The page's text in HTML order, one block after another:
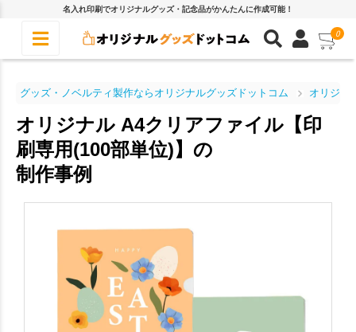
名入れ印刷でオリジナルグッズ・記念品がかんたんに作成可能！
0
グッズ・ノベルティ製作ならオリジナルグッズドットコム オリジナ
オリジナル A4クリアファイル【印
刷専用(100部単位)】の
制作事例